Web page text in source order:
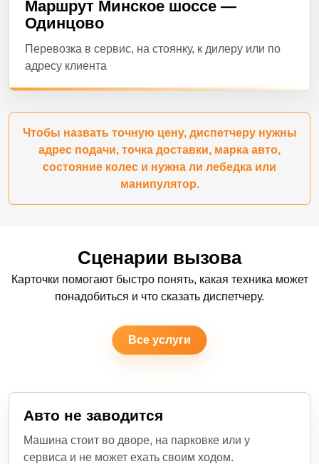
Маршрут Минское шоссе —
Одинцово
Перевозка в сервис, на стоянку, к дилеру или по
адресу клиента
Чтобы назвать точную цену, диспетчеру нужны
адрес подачи, точка доставки, марка авто,
состояние колес и нужна ли лебедка или
манипулятор.
Сценарии вызова
Карточки помогают быстро понять, какая техника может
понадобиться и что сказать диспетчеру.
Все услуги
Авто не заводится
Машина стоит во дворе, на парковке или у
сервиса и не может ехать своим ходом.